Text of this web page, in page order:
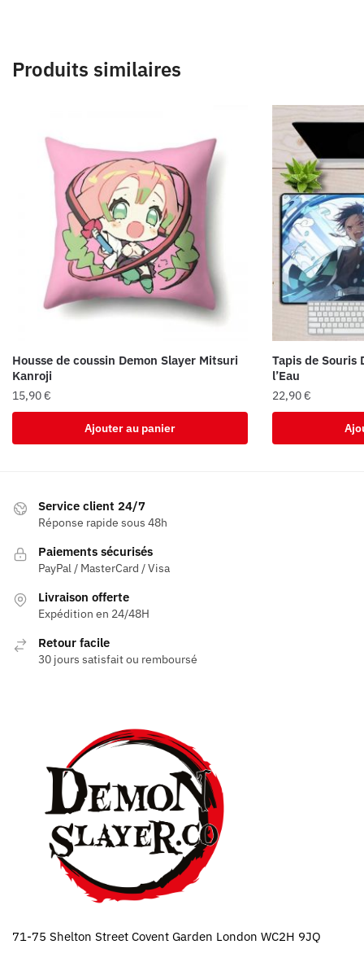
Produits similaires
Housse de coussin Demon Slayer Mitsuri
Kanroji
15,90€
Ajouter au panier
Tapis de Souris
l’Eau
22,90€
Service client 24/7
Réponse rapide sous 48h
Paiements sécurisés
PayPal / MasterCard / Visa
Livraison offerte
Expédition en 24/48H
Retour facile
30 jours satisfait ou remboursé
71-75 Shelton Street Covent Garden London WC2H 9JQ